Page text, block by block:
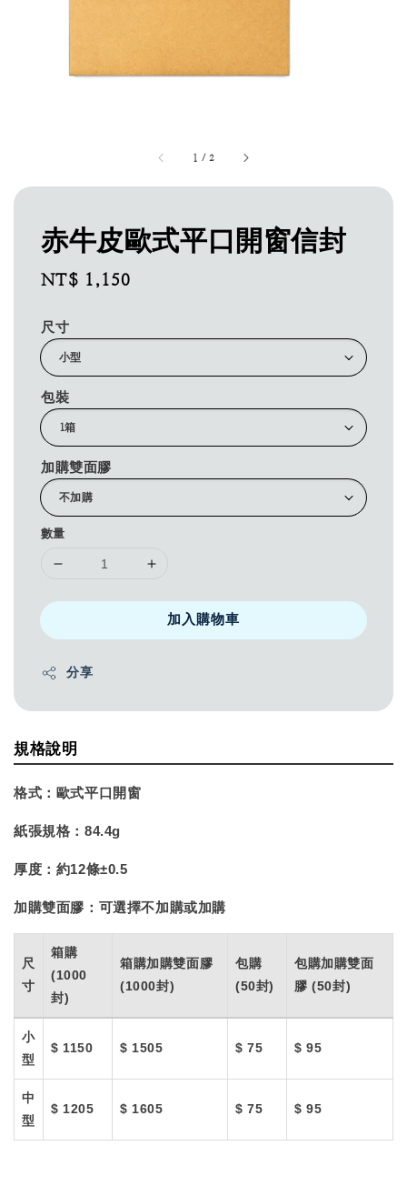
1 /2
赤牛皮歐式平口開窗信封
Regular
NT$ 1,150
尺寸
包裝
加購雙面膠
數量
加入購物車
分享
規格說明
格式： 歐式平口開窗
紙張規格： 84.4g
厚度： 約12條±0.5
加購雙面膠： 可選擇不加購或加購
尺
寸
箱購
(1000
封)
箱購加購雙面膠
(1000封)
包購
(50封)
包購加購雙面
膠 (50封)
小
型
$ 1150 $ 1505 $ 75 $ 95
中
型
$ 1205 $ 1605 $ 75 $ 95